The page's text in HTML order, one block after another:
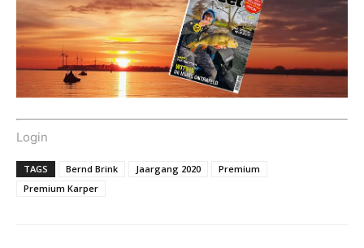
Login
TAGS Bernd Brink Jaargang 2020
Premium
Premium Karper